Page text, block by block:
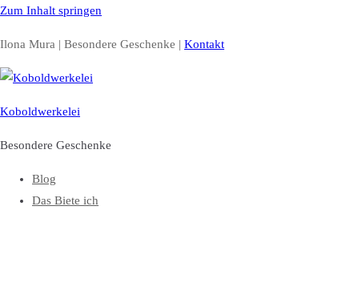
Zum Inhalt springen
Ilona Mura | Besondere Geschenke | Kontakt
Koboldwerkelei
Besondere Geschenke
Blog
Das Biete ich